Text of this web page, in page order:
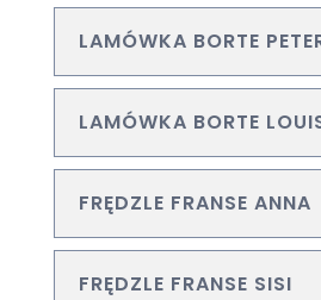
LAMÓWKA BORTE
LAMÓWKA BORTE
FRĘDZLE FRANSE ANNA
FRĘDZLE FRANSE SISI